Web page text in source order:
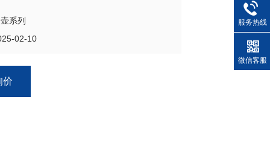
系列
02-10
价
服务热线
微信客服